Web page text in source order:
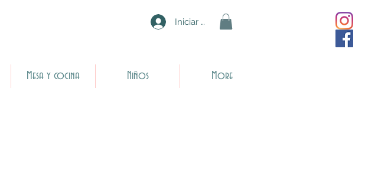
Iniciar sesión
Mesa y cocina Niños More